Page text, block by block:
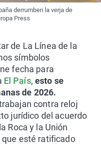
derrumben la verja de
Press
de La Línea de la
símbolos
fecha para
El País,esto se
de 2026.
contra reloj
jurídico del acuerdo
Roca y la Unión
que esté ratificado